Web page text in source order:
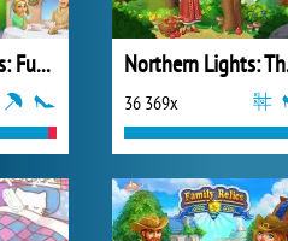
Cooking Stories: Fun Cafe Game
36 369x